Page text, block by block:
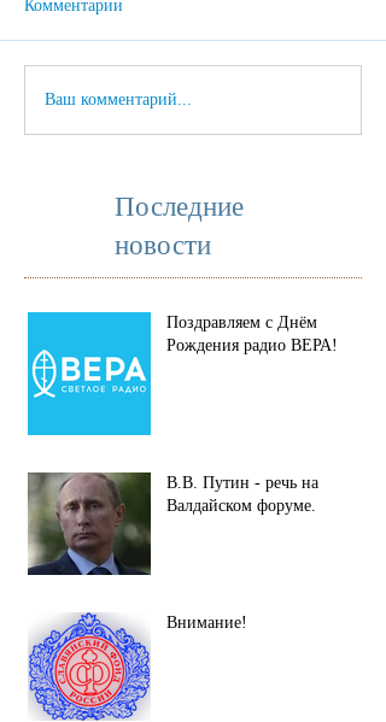
Комментарии
Ваш комментарий...
Последние
новости
Поздравляем с Днём
Рождения радио ВЕРА!
В.В. Путин - речь на
Валдайском форуме.
Внимание!